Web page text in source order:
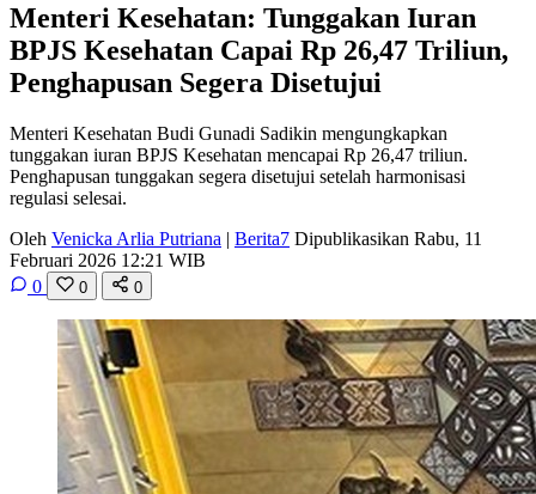
Menteri Kesehatan: Tunggakan Iuran
BPJS Kesehatan Capai Rp 26,47 Triliun,
Penghapusan Segera Disetujui
Menteri Kesehatan Budi Gunadi Sadikin mengungkapkan
tunggakan iuran BPJS Kesehatan mencapai Rp 26,47 triliun.
Penghapusan tunggakan segera disetujui setelah harmonisasi
regulasi selesai.
Oleh Venicka Arlia Putriana | Berita7 Dipublikasikan Rabu, 11
Februari 2026 12:21 WIB
0
0 0